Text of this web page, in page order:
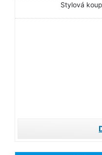
Stylová